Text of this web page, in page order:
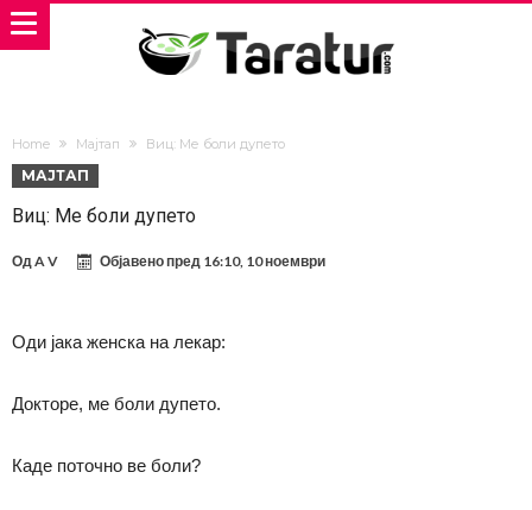
Home Мајтап Виц: Ме боли дупето
МАЈТАП
Виц: Ме боли дупето
ОдA V Објавено пред 16:10, 10 ноември
Оди јака женска на лекар:
Докторе, ме боли дупето.
Каде поточно ве боли?